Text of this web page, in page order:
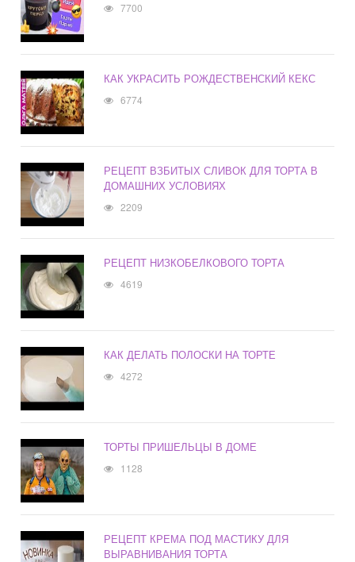
7700
КАК УКРАСИТЬ РОЖДЕСТВЕНСКИЙ КЕКС
6774
РЕЦЕПТ ВЗБИТЫХ СЛИВОК ДЛЯ ТОРТА В
ДОМАШНИХ УСЛОВИЯХ
2209
РЕЦЕПТ НИЗКОБЕЛКОВОГО ТОРТА
4619
КАК ДЕЛАТЬ ПОЛОСКИ НА ТОРТЕ
4272
ТОРТЫ ПРИШЕЛЬЦЫ В ДОМЕ
1128
РЕЦЕПТ КРЕМА ПОД МАСТИКУ ДЛЯ
ВЫРАВНИВАНИЯ ТОРТА